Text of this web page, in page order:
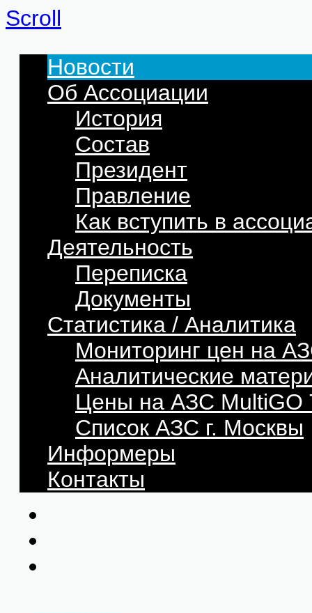
Scroll
Новости
Об Ассоциации
История
Состав
Президент
Правление
Как вступить в
Деятельность
Переписка
Документы
Статистика / Аналитика
Мониторинг цен на
Аналитические
Цены на АЗС
Список АЗС г. Москвы
Информеры
Контакты